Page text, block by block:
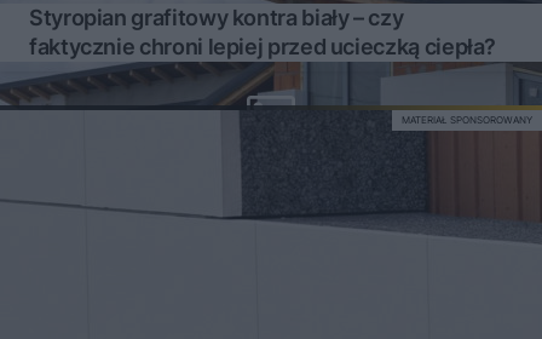
Styropian grafitowy kontra biały – czy
faktycznie chroni lepiej przed ucieczką ciepła?
MATERIAŁ SPONSOROWANY